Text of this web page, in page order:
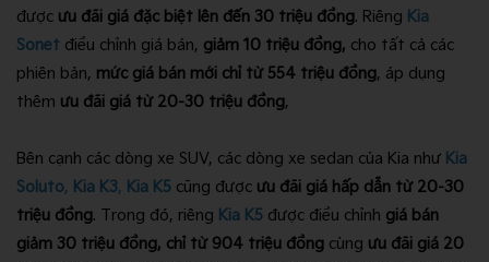
được ưu đãi giá đặc biệt lên đến 30 triệu đồng. Riêng Kia
Sonet điều chỉnh giá bán, giảm 10 triệu đồng, cho tất cả các
phiên bản, mức giá bán mới chỉ từ 554 triệu đồng, áp dụng
thêm ưu đãi giá từ 20-30 triệu đồng,
Bên cạnh các dòng xe SUV, các dòng xe sedan của Kia như Kia
Soluto, Kia K3, Kia K5 cũng được ưu đãi giá hấp dẫn từ 20-30
triệu đồng. Trong đó, riêng Kia K5 được điều chỉnh giá bán
giảm 30 triệu đồng, chỉ từ 904 triệu đồng cùng ưu đãi giá 20